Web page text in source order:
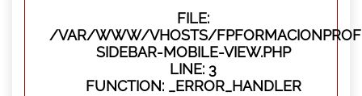
FILE:
/VAR/WWW/VHOSTS/
SIDEBAR-MOBILE-VIEW.PHP
LINE: 3
FUNCTION: _ERROR_HANDLER